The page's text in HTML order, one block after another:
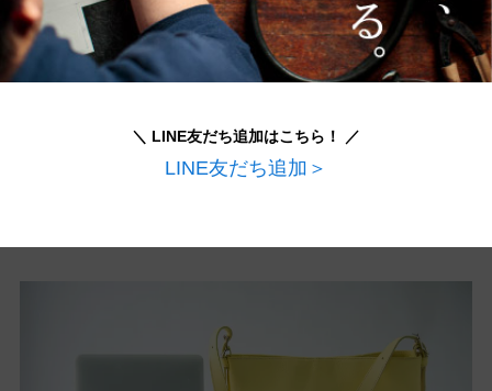
＼ LINE友だち追加はこちら！ ／
LINE友だち追加＞